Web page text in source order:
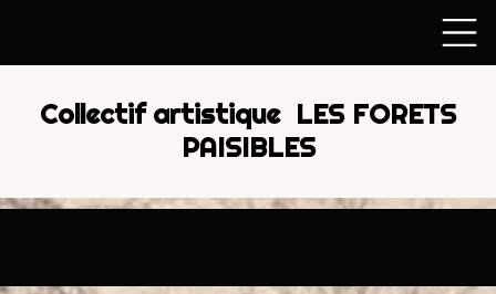
Collectif artistique LES FORETS
PAISIBLES